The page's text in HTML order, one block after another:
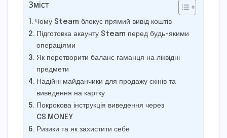
Зміст
Чому Steam блокує прямий вивід коштів
Підготовка акаунту Steam перед будь-якими
операціями
Як перетворити баланс гаманця на ліквідні
предмети
Надійні майданчики для продажу скінів та
виведення на картку
Покрокова інструкція виведення через
CS.MONEY
Ризики та як захистити себе